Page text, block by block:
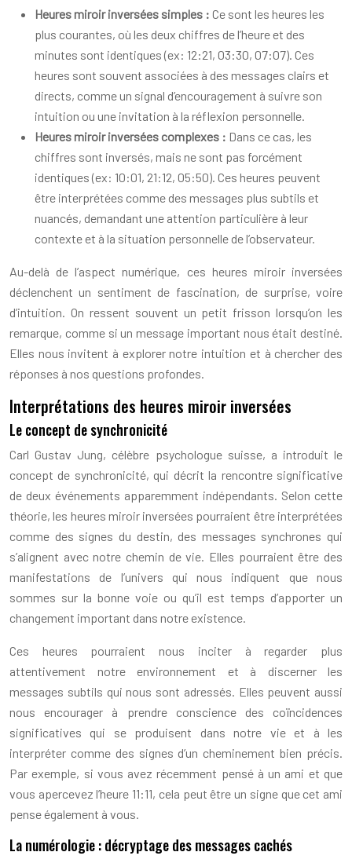
Heures miroir inversées simples : Ce sont les heures les
plus courantes, où les deux chiffres de l’heure et des
minutes sont identiques (ex: 12:21, 03:30, 07:07). Ces
heures sont souvent associées à des messages clairs et
directs, comme un signal d’encouragement à suivre son
intuition ou une invitation à la réflexion personnelle.
Heures miroir inversées complexes : Dans ce cas, les
chiffres sont inversés, mais ne sont pas forcément
identiques (ex: 10:01, 21:12, 05:50). Ces heures peuvent
être interprétées comme des messages plus subtils et
nuancés, demandant une attention particulière à leur
contexte et à la situation personnelle de l’observateur.
Au-delà de l’aspect numérique, ces heures miroir inversées
déclenchent un sentiment de fascination, de surprise, voire
d’intuition. On ressent souvent un petit frisson lorsqu’on les
remarque, comme si un message important nous était destiné.
Elles nous invitent à explorer notre intuition et à chercher des
réponses à nos questions profondes.
Interprétations des heures miroir inversées
Le concept de synchronicité
Carl Gustav Jung, célèbre psychologue suisse, a introduit le
concept de synchronicité, qui décrit la rencontre significative
de deux événements apparemment indépendants. Selon cette
théorie, les heures miroir inversées pourraient être interprétées
comme des signes du destin, des messages synchrones qui
s’alignent avec notre chemin de vie. Elles pourraient être des
manifestations de l’univers qui nous indiquent que nous
sommes sur la bonne voie ou qu’il est temps d’apporter un
changement important dans notre existence.
Ces heures pourraient nous inciter à regarder plus
attentivement notre environnement et à discerner les
messages subtils qui nous sont adressés. Elles peuvent aussi
nous encourager à prendre conscience des coïncidences
significatives qui se produisent dans notre vie et à les
interpréter comme des signes d’un cheminement bien précis.
Par exemple, si vous avez récemment pensé à un ami et que
vous apercevez l’heure 11:11, cela peut être un signe que cet ami
pense également à vous.
La numérologie : décryptage des messages cachés